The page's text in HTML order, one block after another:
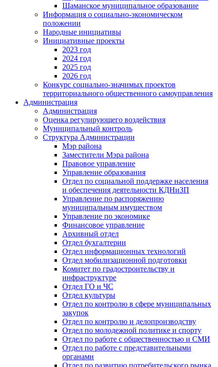
Шаманское муниципальное образование
Информация о социально-экономическом
положении
Народные инициативы
Инициативные проекты
2023 год
2024 год
2025 год
2026 год
Конкурс социально-значимых проектов
территориального общественного самоуправления
Администрация
Администрация
Оценка регулирующего воздействия
Муниципальный контроль
Структура Администрации
Мэр района
Заместители Мэра района
Правовое управление
Управление образования
Отдел по социальной поддержке населения
и обеспечения деятельности КДНиЗП
Управление по распоряжению
муниципальным имуществом
Управление по экономике
Финансовое управление
Архивный отдел
Отдел бухгалтерии
Отдел информационных технологий
Отдел мобилизационной подготовки
Комитет по градостроительству и
инфраструктуре
Отдел ГО и ЧС
Отдел культуры
Отдел по контролю в сфере муниципальных
закупок
Отдел по контролю и делопроизводству
Отдел по молодежной политике и спорту
Отдел по работе с общественностью и СМИ
Отдел по работе с представительными
органами
Отдел по развитию потребительского рынка